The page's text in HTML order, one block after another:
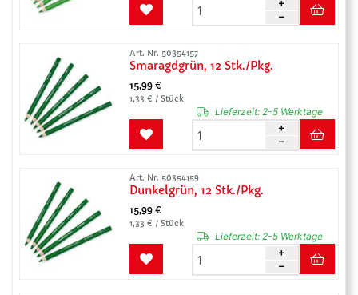
Art. Nr. 50354157
Smaragdgrün, 12 Stk./Pkg.
15,99 €
1,33 € / Stück
Lieferzeit:2-5 Werktage
Art. Nr. 50354159
Dunkelgrün, 12 Stk./Pkg.
15,99 €
1,33 € / Stück
Lieferzeit:2-5 Werktage